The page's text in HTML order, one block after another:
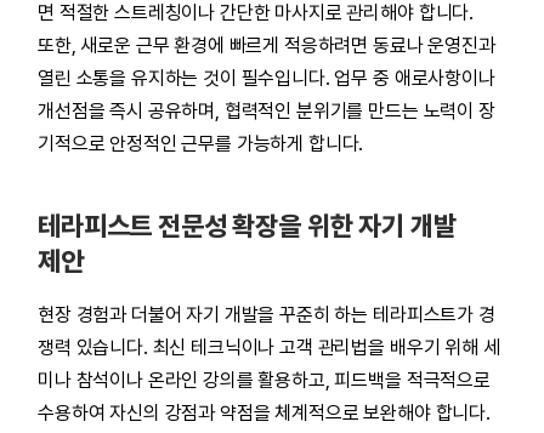
면 적절한 스트레칭이나 간단한 마사지로 관리해야 합니다.
또한, 새로운 근무 환경에 빠르게 적응하려면 동료나 운영진과
열린 소통을 유지하는 것이 필수입니다. 업무 중 애로사항이나
개선점을 즉시 공유하며, 협력적인 분위기를 만드는 노력이 장
기적으로 안정적인 근무를 가능하게 합니다.
테라피스트 전문성 확장을 위한 자기 개발
제안
현장 경험과 더불어 자기 개발을 꾸준히 하는 테라피스트가 경
쟁력 있습니다. 최신 테크닉이나 고객 관리법을 배우기 위해 세
미나 참석이나 온라인 강의를 활용하고, 피드백을 적극적으로
수용하여 자신의 강점과 약점을 체계적으로 보완해야 합니다.